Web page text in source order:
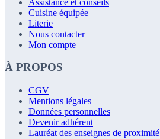
Cuisine équipée
Literie
Nous contacter
Mon compte
À PROPOS
CGV
Mentions légales
Données personnelles
Devenir adhérent
Lauréat des enseignes de proximité